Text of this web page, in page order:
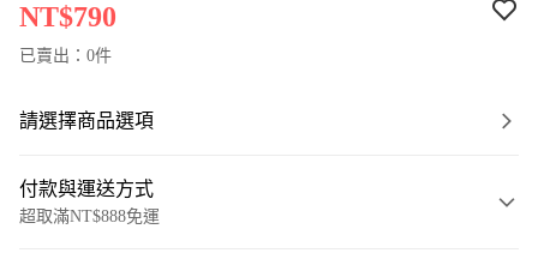
NT$790
已賣出：0件
請選擇商品選項
付款與運送方式
超取滿NT$888免運